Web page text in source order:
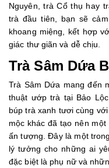
Nguyên, trà Cổ thụ hay
trà đầu tiên, bạn sẽ
khoang miệng, kết hợp
giác thư giãn và dễ chịu.
Trà Sâm Dứa
Trà Sâm Dứa mang đến
thuật ướp trà tại Bảo
búp trà xanh tươi cùng
mộc khác đã tạo nên
ấn tượng. Đây là một
lý tưởng cho những ai
đặc biệt là phụ nữ và